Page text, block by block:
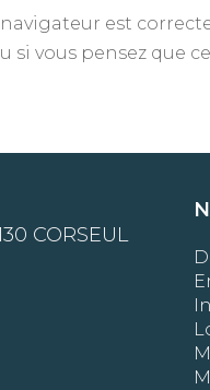
navigateur est
vous pensez que
CORSEUL